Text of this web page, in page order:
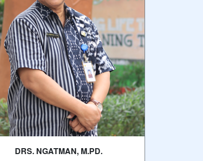
DRS. NGATMAN, M.PD.